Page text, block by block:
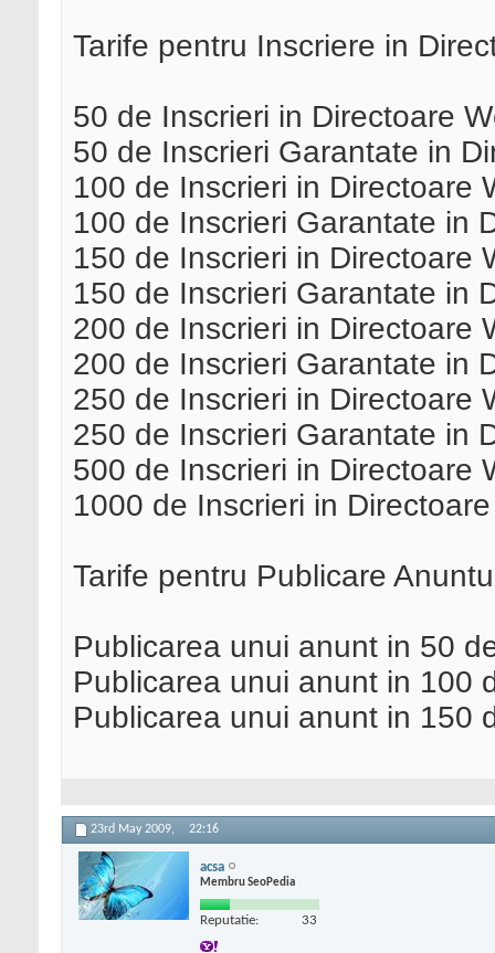
Tarife pentru Inscriere in
50 de Inscrieri in Directoare
50 de Inscrieri Garantate in
100 de Inscrieri in Directoare
100 de Inscrieri Garantate in
150 de Inscrieri in Directoare
150 de Inscrieri Garantate in
200 de Inscrieri in Directoare
200 de Inscrieri Garantate in
250 de Inscrieri in Directoare
250 de Inscrieri Garantate in
500 de Inscrieri in Directoare
1000 de Inscrieri in
Tarife pentru Publicare
Publicarea unui anunt in 50
Publicarea unui anunt in 100
Publicarea unui anunt in 150
23rd May 2009, 22:16
acsa
Membru SeoPedia
Reputatie: 33